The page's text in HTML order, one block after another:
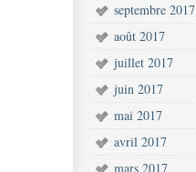
septembre 2017
août 2017
juillet 2017
juin 2017
mai 2017
avril 2017
mars 2017